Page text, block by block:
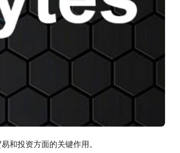
和投资方面的关键作用。